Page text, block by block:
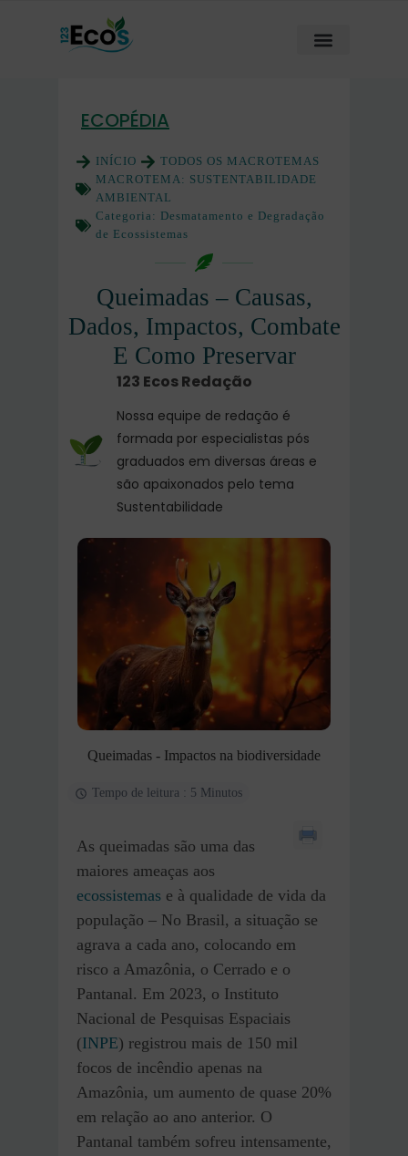
ECOPÉDIA
INÍCIO
TODOS OS MACROTEMAS
MACROTEMA: SUSTENTABILIDADE
AMBIENTAL
Categoria: Desmatamento e Degradação
de Ecossistemas
Queimadas – Causas,
Dados, Impactos, Combate
E Como Preservar
123 Ecos Redação
Nossa equipe de redação é
formada por especialistas pós
graduados em diversas áreas e
são apaixonados pelo tema
Sustentabilidade
Queimadas - Impactos na biodiversidade
Tempo de leitura : 5 Minutos
As queimadas são uma das
maiores ameaças aos
ecossistemas e à qualidade de vida da
população – No Brasil, a situação se
agrava a cada ano, colocando em
risco a Amazônia, o Cerrado e o
Pantanal. Em 2023, o Instituto
Nacional de Pesquisas Espaciais
(INPE) registrou mais de 150 mil
focos de incêndio apenas na
Amazônia, um aumento de quase 20%
em relação ao ano anterior. O
Pantanal também sofreu intensamente,